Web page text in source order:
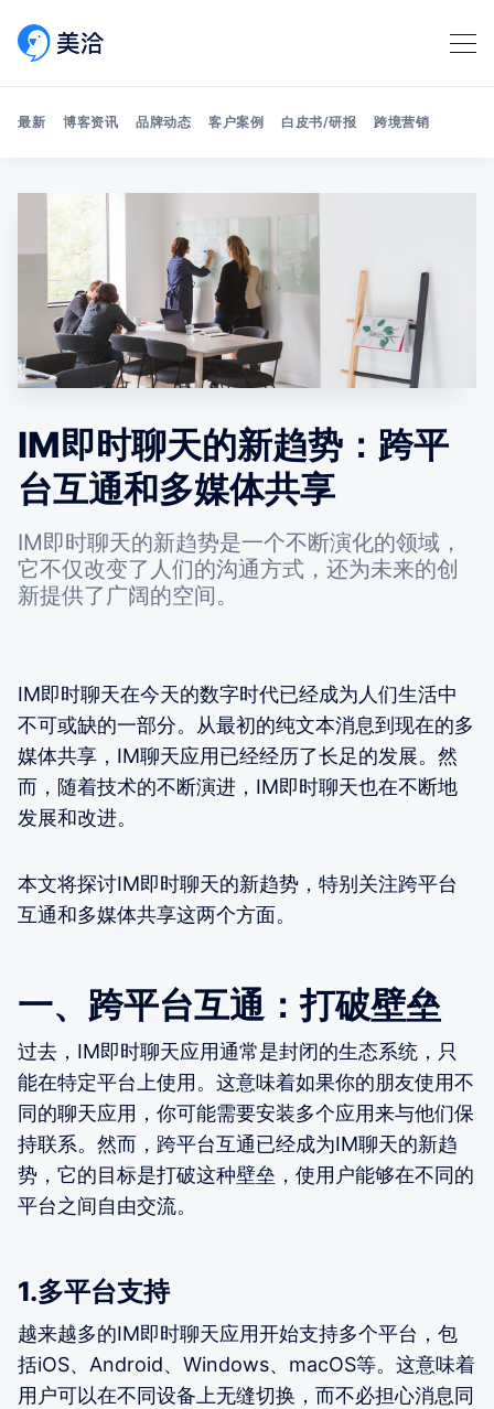
Search 美洽博客
最新 博客资讯 品牌动态 客户案例 白皮书/研报 跨境营销
IM即时聊天的新趋势：跨平
台互通和多媒体共享
IM即时聊天的新趋势是一个不断演化的领域，
它不仅改变了人们的沟通方式，还为未来的创
新提供了广阔的空间。
IM即时聊天在今天的数字时代已经成为人们生活中
不可或缺的一部分。从最初的纯文本消息到现在的多
媒体共享，IM聊天应用已经经历了长足的发展。然
而，随着技术的不断演进，IM即时聊天也在不断地
发展和改进。
本文将探讨IM即时聊天的新趋势，特别关注跨平台
互通和多媒体共享这两个方面。
一、跨平台互通：打破壁垒
过去，IM即时聊天应用通常是封闭的生态系统，只
能在特定平台上使用。这意味着如果你的朋友使用不
同的聊天应用，你可能需要安装多个应用来与他们保
持联系。然而，跨平台互通已经成为IM聊天的新趋
势，它的目标是打破这种壁垒，使用户能够在不同的
平台之间自由交流。
1.多平台支持
越来越多的IM即时聊天应用开始支持多个平台，包
括iOS、Android、Windows、macOS等。这意味着
用户可以在不同设备上无缝切换，而不必担心消息同